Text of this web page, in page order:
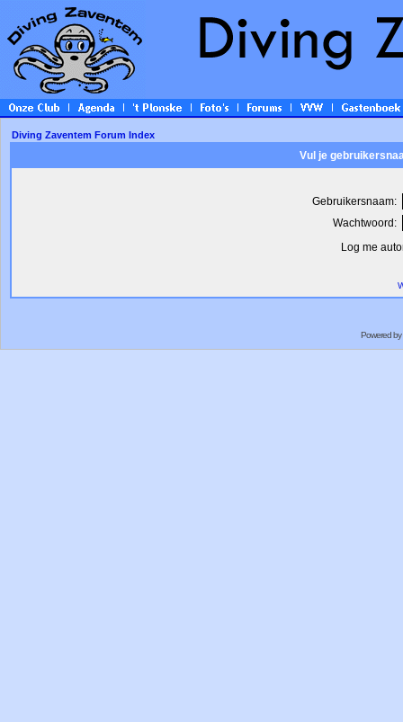
Diving Zaventem Forum Index
Vul je
Gebruikersnaam:
Wachtwoord:
Log me
Powered by